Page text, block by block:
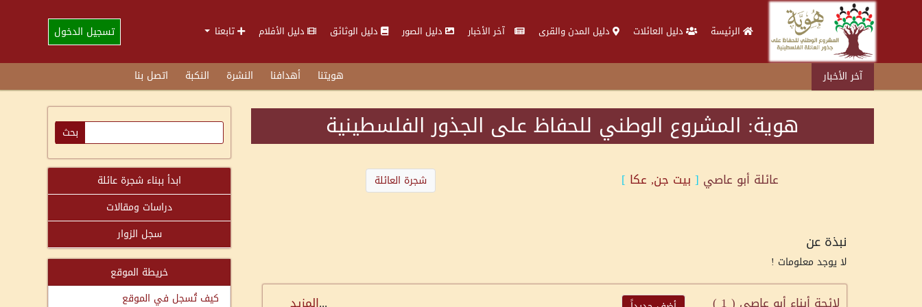
الرئيسة دليل العائلات دليل المدن والقرى آخر الأخبار دليل الصور دليل الوثائق دليل الأفلام تابعنا تسجيل الدخول
آخر الأخبار هويتنا أهدافنا النشرة النكبة اتصل بنا
هوية: المشروع الوطني للحفاظ على الجذور الفلسطينية
عائلة أبو عاصي [ بيت جن, عكا ] شجرة العائلة
نبذة عن
لا يوجد معلومات !
ابدأ ببناء شجرة عائلة
دراسات ومقالات
سجل الزوار
خريطة الموقع
كيف تُسجل في الموقع